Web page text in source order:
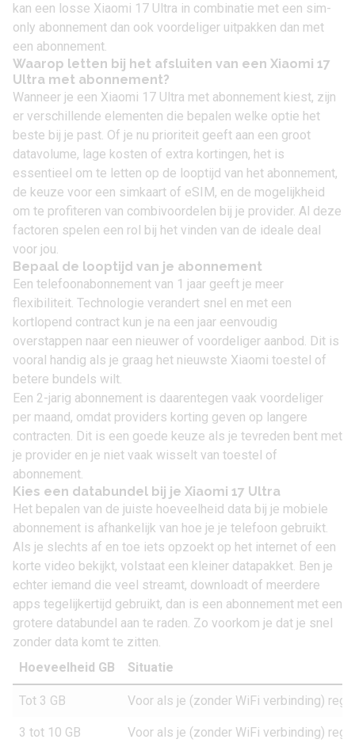
kan een losse Xiaomi 17 Ultra in combinatie met een sim-
only abonnement dan ook voordeliger uitpakken dan met
een abonnement.
Waarop letten bij het afsluiten van een Xiaomi 17
Ultra met abonnement?
Wanneer je een Xiaomi 17 Ultra met abonnement kiest, zijn
er verschillende elementen die bepalen welke optie het
beste bij je past. Of je nu prioriteit geeft aan een groot
datavolume, lage kosten of extra kortingen, het is
essentieel om te letten op de looptijd van het abonnement,
de keuze voor een simkaart of eSIM, en de mogelijkheid
om te profiteren van combivoordelen bij je provider. Al deze
factoren spelen een rol bij het vinden van de ideale deal
voor jou.
Bepaal de looptijd van je abonnement
Een telefoonabonnement van 1 jaar geeft je meer
flexibiliteit. Technologie verandert snel en met een
kortlopend contract kun je na een jaar eenvoudig
overstappen naar een nieuwer of voordeliger aanbod. Dit is
vooral handig als je graag het nieuwste Xiaomi toestel of
betere bundels wilt.
Een 2-jarig abonnement is daarentegen vaak voordeliger
per maand, omdat providers korting geven op langere
contracten. Dit is een goede keuze als je tevreden bent met
je provider en je niet vaak wisselt van toestel of
abonnement.
Kies een databundel bij je Xiaomi 17 Ultra
Het bepalen van de juiste hoeveelheid data bij je mobiele
abonnement is afhankelijk van hoe je je telefoon gebruikt.
Als je slechts af en toe iets opzoekt op het internet of een
korte video bekijkt, volstaat een kleiner datapakket. Ben je
echter iemand die veel streamt, downloadt of meerdere
apps tegelijkertijd gebruikt, dan is een abonnement met een
grotere databundel aan te raden. Zo voorkom je dat je snel
zonder data komt te zitten.
Hoeveelheid GB
Situatie
Tot 3 GB Voor als je (zonder WiFi verbinding)
3 tot 10 GB Voor als je (zonder WiFi verbinding)